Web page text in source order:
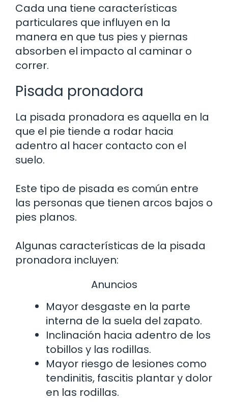
Cada una tiene características
particulares que influyen en la
manera en que tus pies y piernas
absorben el impacto al caminar o
correr.
Pisada pronadora
La pisada pronadora es aquella en la
que el pie tiende a rodar hacia
adentro al hacer contacto con el
suelo.
Este tipo de pisada es común entre
las personas que tienen arcos bajos o
pies planos.
Algunas características de la pisada
pronadora incluyen:
Anuncios
Mayor desgaste en la parte
interna de la suela del zapato.
Inclinación hacia adentro de los
tobillos y las rodillas.
Mayor riesgo de lesiones como
tendinitis, fascitis plantar y dolor
en las rodillas.